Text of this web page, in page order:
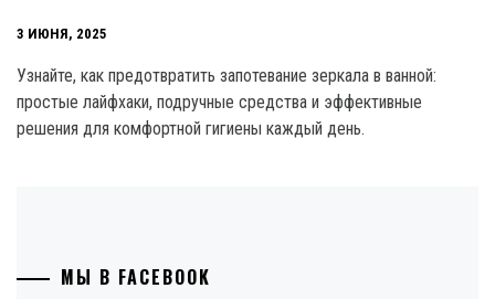
3 ИЮНЯ, 2025
Узнайте, как предотвратить запотевание зеркала в ванной:
простые лайфхаки, подручные средства и эффективные
решения для комфортной гигиены каждый день.
МЫ В FACEBOOK